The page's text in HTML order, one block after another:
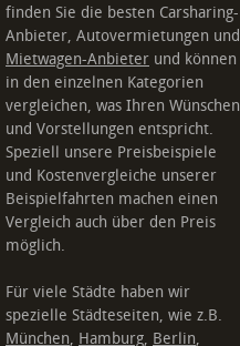
finden Sie die besten Carsharing-
Anbieter, Autovermietungen und
Mietwagen-Anbieter und können
in den einzelnen Kategorien
vergleichen, was Ihren Wünschen
und Vorstellungen entspricht.
Speziell unsere Preisbeispiele
und Kostenvergleiche unserer
Beispielfahrten machen einen
Vergleich auch über den Preis
möglich.
Für viele Städte haben wir
spezielle Städteseiten, wie z.B.
München, Hamburg, Berlin,